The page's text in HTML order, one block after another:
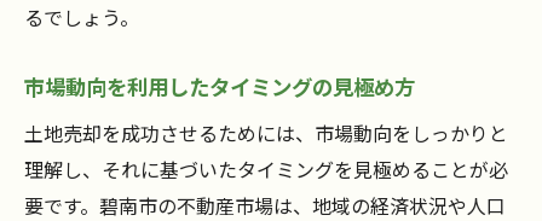
るでしょう。
市場動向を利用したタイミングの見極め方
土地売却を成功させるためには、市場動向をしっかりと
理解し、それに基づいたタイミングを見極めることが必
要です。碧南市の不動産市場は、地域の経済状況や人口